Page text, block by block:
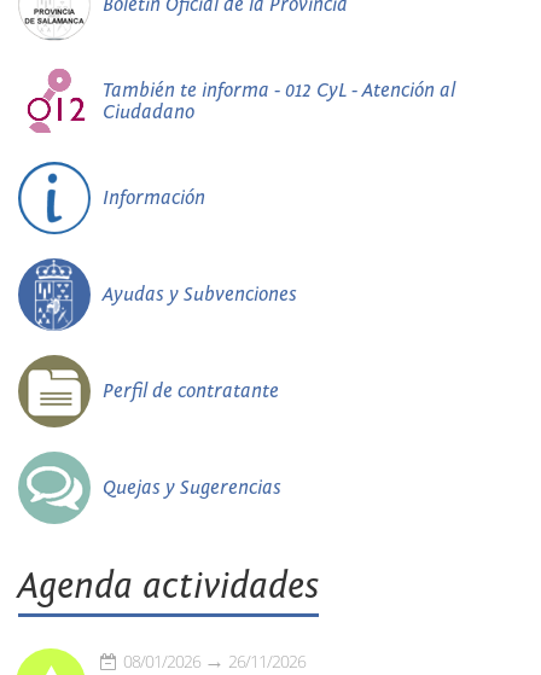
También te informa - 012 CyL - Atención al
Ciudadano
Información
Ayudas y Subvenciones
Perfil de contratante
Quejas y Sugerencias
Agenda actividades
08/01/2026 26/11/2026